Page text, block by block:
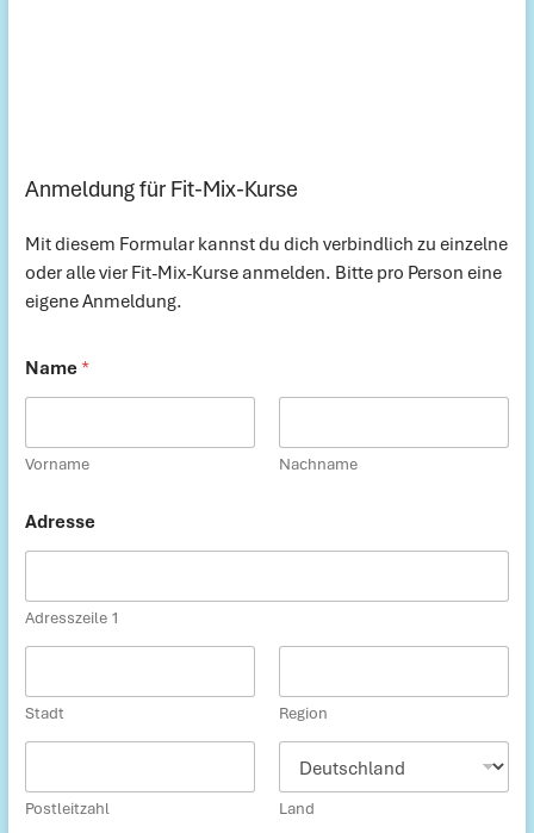
Anmeldung für Fit-Mix-Kurse
Mit diesem Formular kannst du dich verbindlich zu einzelne
oder alle vier Fit-Mix-Kurse anmelden. Bitte pro Person eine
eigene Anmeldung.
Name *
Vorname Nachname
Adresse
Adresszeile 1
Stadt Region
Postleitzahl Land